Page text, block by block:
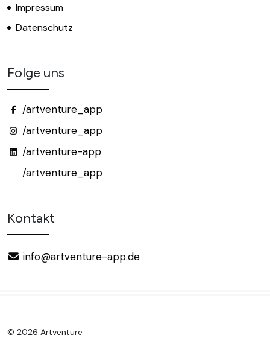
Impressum
Datenschutz
Folge uns
/artventure_app
/artventure_app
/artventure-app
/artventure_app
Kontakt
info@artventure-app.de
© 2026 Artventure